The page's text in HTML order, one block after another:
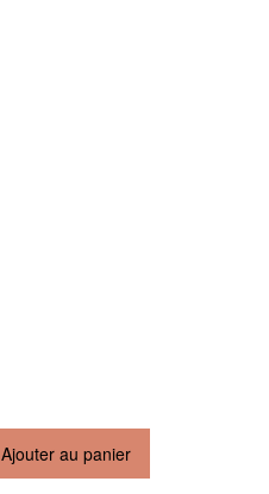
Ajouter au panier